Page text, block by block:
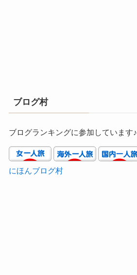
ブログ村
ブログランキングに参加しています♪
にほんブログ村